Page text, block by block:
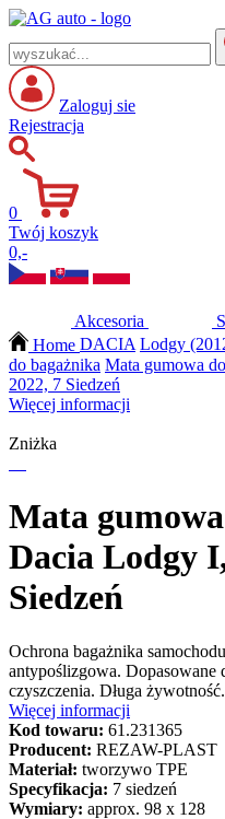
Zaloguj sie
Rejestracja
0
Twój koszyk
0,-
Akcesoria
Home DACIA Lodgy
do bagażnika Mata gumowa
2022, 7 Siedzeń
Więcej informacji
Zniżka
Mata
Dacia Lodgy
Siedzeń
Ochrona bagażnika
antypoślizgowa.
czyszczenia. Długa żywotność.
Więcej informacji
Kod towaru: 61.231365
Producent: REZAW-PLAST
Materiał: tworzywo TPE
Specyfikacja: 7 siedzeń
Wymiary: approx. 98 x 128